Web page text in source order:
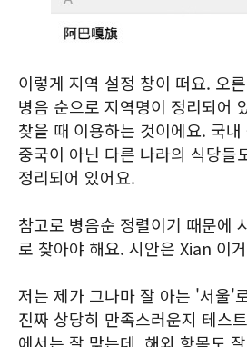
이렇게 지역 설정 창이 떠요. 오
병음 순으로 지역명이 정리되어
찾을 때 이용하는 것이에요. 국
중국이 아닌 다른 나라의 식당들
정리되어 있어요.
참고로 병음순 정렬이기 때문에
로 찾아야 해요. 시안은 Xian 이
저는 제가 그나마 잘 아는 '서울'
진짜 상당히 만족스러운지 테스